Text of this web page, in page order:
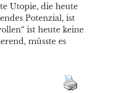
Utopie, die heute
Potenzial, ist
ist heute keine
müsste es